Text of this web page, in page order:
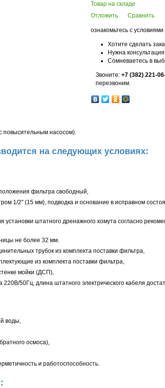
Товар на складе
Отложить
Сравнить
ознакомьтесь с условиями
Хотите сделать
Нужна
Сомневаетесь в
Звоните: +7 (382) 221-
перезвоним.
повысительным насосом).
на следующих условиях:
фильтра свободный,
1/2" (15 мм), подводка и основание в исправном
штатного дренажного хомута согласно
не более 32 мм.
трубок из комплекта поставки фильтра,
из комплекта поставки фильтра,
мойки (ДСП),
220В/50Гц, длина штатного электрического кабеля
воды,
осмоса),
и работоспособность.